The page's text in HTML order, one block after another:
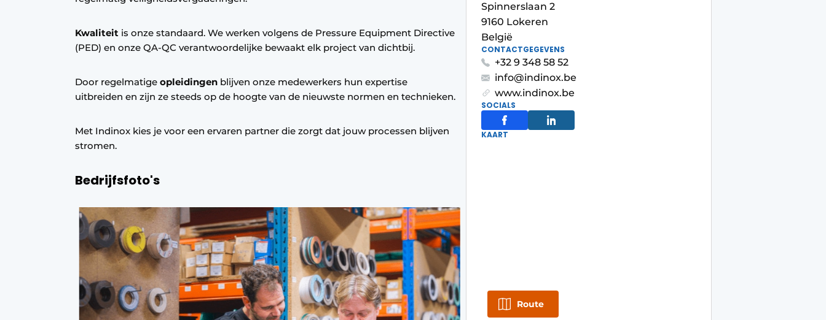
Kwaliteit is onze standaard. We werken volgens de Pressure Equipment Directive
(PED) en onze QA-QC verantwoordelijke bewaakt elk project van dichtbij.
Door regelmatige opleidingen blijven onze medewerkers hun expertise
uitbreiden en zijn ze steeds op de hoogte van de nieuwste normen en technieken.
Met Indinox kies je voor een ervaren partner die zorgt dat jouw processen blijven
stromen.
Bedrijfsfoto's
Spinnerslaan 2
9160 Lokeren
België
CONTACTGEGEVENS
+32 9 348 58 52
info@indinox.be
www.indinox.be
SOCIALS
KAART
Route